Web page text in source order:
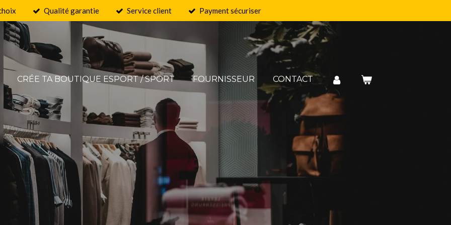
Qualité garantie Service client Payment sécuriser
CRÉE TA BOUTIQUE ESPORT / SPORT FOURNISSEUR CONTACT